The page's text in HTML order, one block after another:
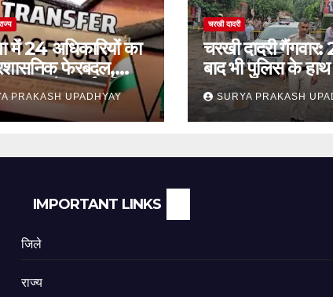
में 24 अधिकारियों का
फेरबदल,
समेत कई वरिष्ठ
PRAKASH UPADHYAY
चरखी दादरी
चरखी दादरी
बाद भी पुलिस के
सुरक्षा व्यवस्था पर
SURYA PRAKASH
IMPORTANT LINKS
जिले
राज्य